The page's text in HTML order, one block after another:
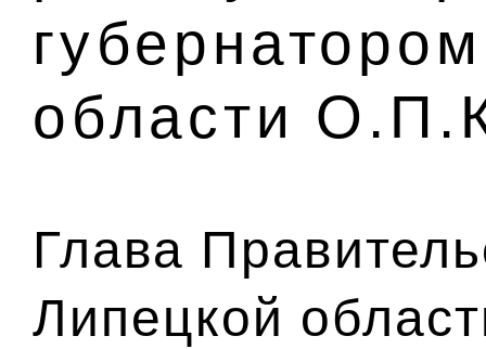
области
Глава
Липецкой